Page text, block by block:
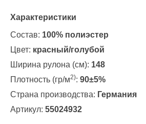
Характеристики
Состав: 100% полиэстер
Цвет: красный/голубой
Ширина рулона (см): 148
Плотность (гр/м2): 90±5%
Страна производства: Германия
Артикул: 55024932